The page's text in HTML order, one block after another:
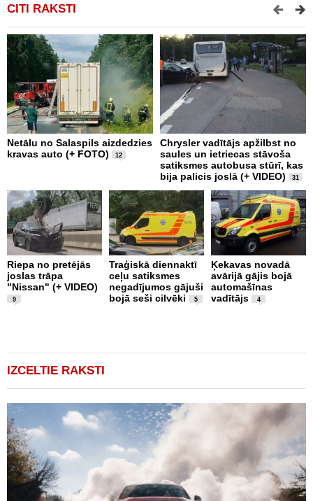
CITI RAKSTI
Netālu no Salaspils aizdedzies
kravas auto (+ FOTO)
12
Chrysler vadītājs apžilbst no
saules un ietriecas stāvoša
satiksmes autobusa stūrī, kas
bija palicis joslā (+ VIDEO)
31
Riepa no pretējās
joslas trāpa
"Nissan" (+ VIDEO)
9
Traģiskā diennaktī
ceļu satiksmes
negadījumos gājuši
bojā seši cilvēki
5
Ķekavas novadā
avārijā gājis bojā
automašīnas
vadītājs
4
IZCELTIE RAKSTI